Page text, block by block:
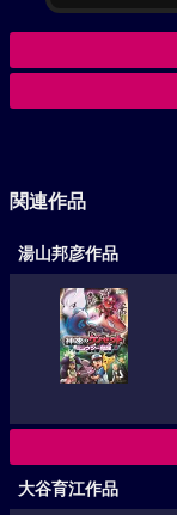
関連作品
湯山邦彦作品
大谷育江作品